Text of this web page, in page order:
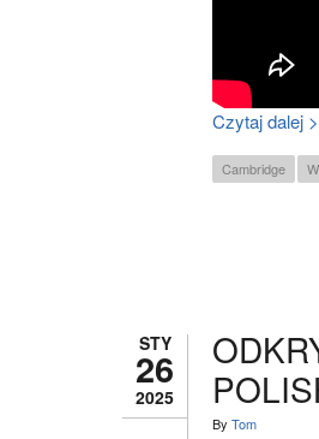
Czytaj dalej
Cambridge
STY
26
2025
By Tom